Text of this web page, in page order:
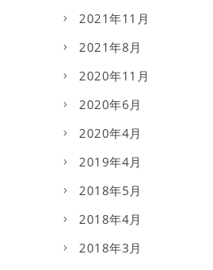
2021年11月
2021年8月
2020年11月
2020年6月
2020年4月
2019年4月
2018年5月
2018年4月
2018年3月